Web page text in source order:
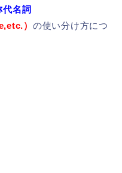
代名詞
） の使い分け方につ